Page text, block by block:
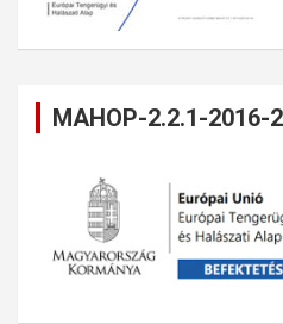
MAHOP-2.2.1-2016-